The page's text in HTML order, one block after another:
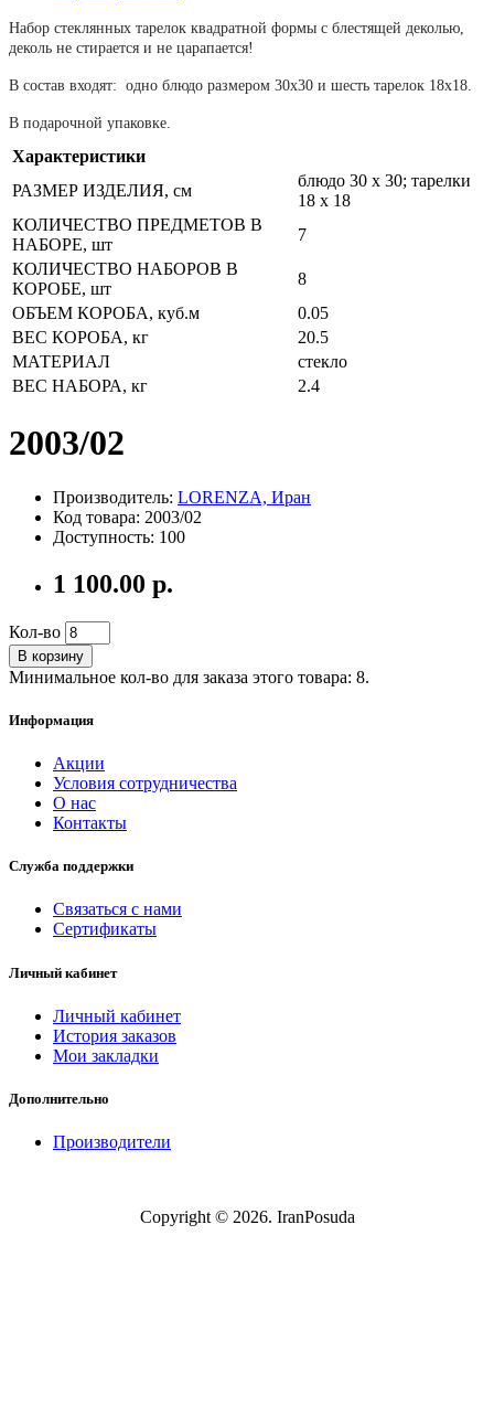
Набор стеклянных тарелок квадратной формы с блестящей деколью,
деколь не стирается и не царапается!
В состав входят: одно блюдо размером 30x30 и шесть тарелок 18x18.
В подарочной упаковке.
Характеристики
РАЗМЕР ИЗДЕЛИЯ, см
блюдо 30 x 30; тарелки
18 x 18
КОЛИЧЕСТВО ПРЕДМЕТОВ В
НАБОРЕ, шт
7
КОЛИЧЕСТВО НАБОРОВ В
КОРОБЕ, шт
8
ОБЪЕМ КОРОБА, куб.м
0.05
ВЕС КОРОБА, кг
20.5
МАТЕРИАЛ
стекло
ВЕС НАБОРА, кг
2.4
2003/02
Производитель: LORENZA, Иран
Код товара: 2003/02
Доступность: 100
1 100.00 р.
Кол-во
В корзину
Минимальное кол-во для заказа этого товара: 8.
Информация
Акции
Условия сотрудничества
О нас
Контакты
Служба поддержки
Связаться с нами
Сертификаты
Личный кабинет
Личный кабинет
История заказов
Мои закладки
Дополнительно
Производители
Copyright © 2026. IranPosuda